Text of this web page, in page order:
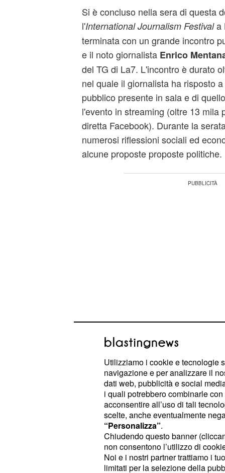
Si è concluso nella sera di questa
l'International Journalism Festivala
terminata con un grande incontro
e il noto giornalista Enrico
del TG di La7. L'incontro è durato
nel quale il giornalista ha risposto
pubblico presente in sala e di
l'evento in streaming (oltre 13 mila
diretta Facebook). Durante la
numerosi riflessioni sociali ed
alcune proposte proposte politiche.
'Giovani si uniscano
mobilitino. Stage
fregatura'
Sul piano sociale Mentana ha
preserva molto i diritti di chi oggi è
lavoroe si dimentica invece di chi
Utilizziamo i cookie e tecnologie
navigazione e per analizzare il
dati web, pubblicità e social
i quali potrebbero combinarle
acconsentire all’uso di tali
scelte, anche eventualmente
“Personalizza”.
Chiudendo questo banner
non consentono l’utilizzo di
Noi e i nostri partner trattiamo i
limitati per la selezione della